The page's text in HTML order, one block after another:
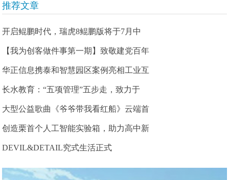
推荐文章
开启鲲鹏时代，瑞虎8鲲鹏版将于7月中
【我为创客做件事第一期】致敬建党百年
华正信息携泰和智慧园区案例亮相工业互
长水教育：“五项管理”五步走，致力于
大型公益歌曲《爷爷带我看红船》云端首
创造栗首个人工智能实验箱，助力高中新
DEVIL&DETAIL究式生活正式